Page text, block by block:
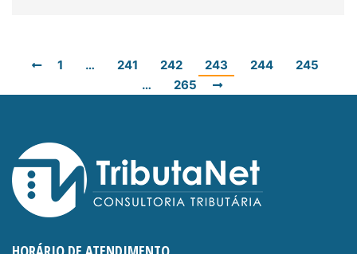
1 … 241 242 243 244
245
…
265